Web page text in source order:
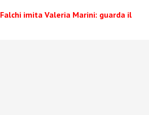
Falchi imita Valeria Marini: guarda il